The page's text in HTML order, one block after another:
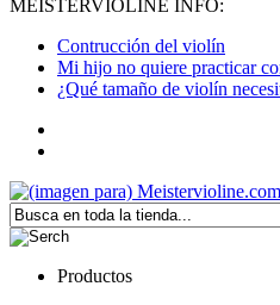
MEISTERVIOLINE INFO:
Contrucción del violín
Mi hijo no quiere practicar
¿Qué tamaño de violín
Productos